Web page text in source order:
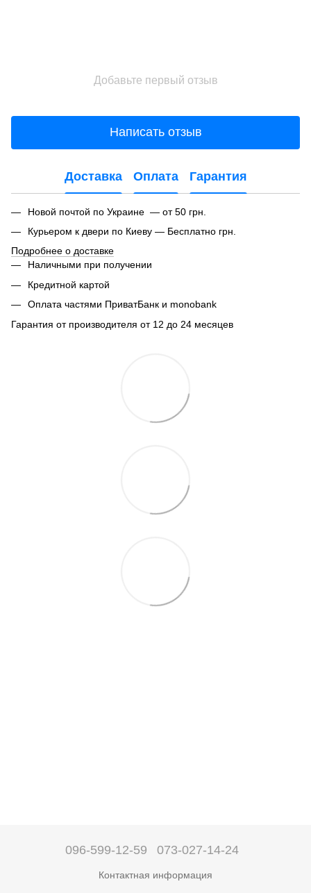
Добавьте первый отзыв
Написать отзыв
Доставка Оплата Гарантия
Новой почтой по Украине — от 50 грн.
Курьером к двери по Киеву — Бесплатно грн.
Подробнее о доставке
Наличными при получении
Кредитной картой
Оплата частями ПриватБанк и monobank
Гарантия от производителя от 12 до 24 месяцев
096-599-12-59 073-027-14-24
Контактная информация